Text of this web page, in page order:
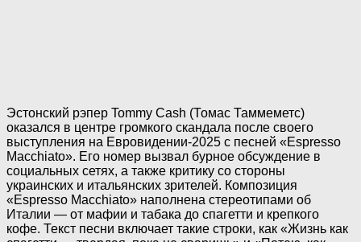
Эстонский рэпер Tommy Cash (Томас Таммеметс)
оказался в центре громкого скандала после своего
выступления на Евровидении-2025 с песней «Espresso
Macchiato». Его номер вызвал бурное обсуждение в
социальных сетях, а также критику со стороны
украинских и итальянских зрителей. Композиция
«Espresso Macchiato» наполнена стереотипами об
Италии — от мафии и табака до спагетти и крепкого
кофе. Текст песни включает такие строки, как «Жизнь как